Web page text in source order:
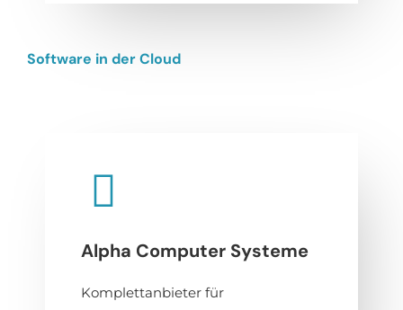
Software in der Cloud
Alpha Computer Systeme
Komplettanbieter für